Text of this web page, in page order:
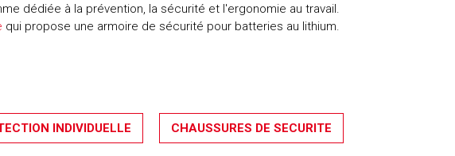
dédiée à la prévention, la sécurité et l'ergonomie au travail.
qui propose une armoire de sécurité pour batteries au lithium.
INDIVIDUELLE CHAUSSURES DE SECURITE